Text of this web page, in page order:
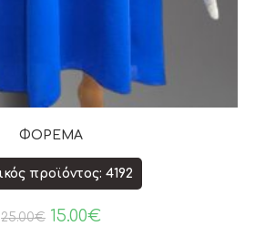
ΦΟΡΕΜΑ
προϊόντος: 4192
25.00€ 15.00€